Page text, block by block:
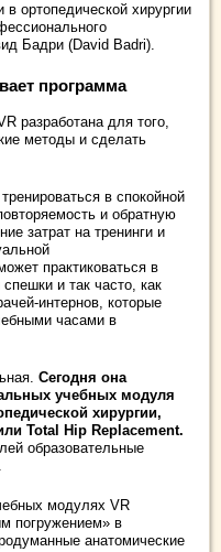
ортопедической хирургии
Бадри (David Badri).
программа
разработана для того,
методы и сделать
в спокойной
и обратную
затрат на тренинги и
практиковаться в
и так часто, как
интернов, которые
часами в
Сегодня она
учебных модуля
хирургии,
Total Hip Replacement.
образовательные
модулях VR
погружением» в
анатомические